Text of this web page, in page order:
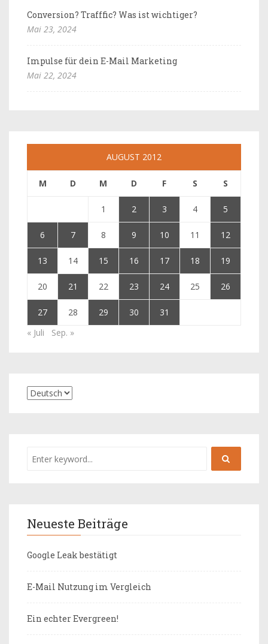
Conversion? Trafffic? Was ist wichtiger?
Mai 23, 2024
Impulse für dein E-Mail Marketing
Mai 22, 2024
AUGUST 2012
M D M D F S S
1 2 3 4 5
6 7 8 9 10 11 12
13 14 15 16 17 18 19
20 21 22 23 24 25 26
27 28 29 30
31
« Juli
Sep. »
Neueste Beiträge
Google Leak bestätigt
E-Mail Nutzung im Vergleich
Ein echter Evergreen!